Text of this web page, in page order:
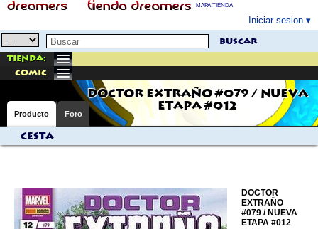
MAPA TIENDA
Iniciar sesion
buscar
Tienda:
comic
DOCTOR EXTRAÑO #079 / NUEVA
ETAPA #012
Producto Foro
Cesta
DOCTOR
EXTRAÑO
#079 / NUEVA
ETAPA #012